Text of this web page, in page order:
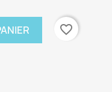
favorite_border